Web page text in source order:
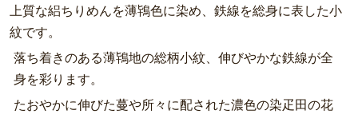
上質な絽ちりめんを薄鴇色に染め、鉄線を総身に表した小
紋です。
落ち着きのある薄鴇地の総柄小紋、伸びやかな鉄線が全
身を彩ります。
たおやかに伸びた蔓や所々に配された濃色の染疋田の花